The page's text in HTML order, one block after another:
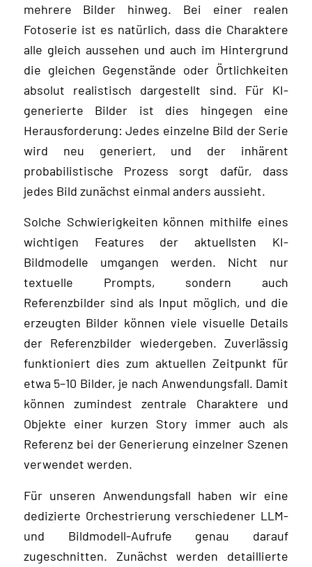
mehrere Bilder hinweg. Bei einer realen
Fotoserie ist es natürlich, dass die Charaktere
alle gleich aussehen und auch im Hintergrund
die gleichen Gegenstände oder Örtlichkeiten
absolut realistisch dargestellt sind. Für KI-
generierte Bilder ist dies hingegen eine
Herausforderung: Jedes einzelne Bild der Serie
wird neu generiert, und der inhärent
probabilistische Prozess sorgt dafür, dass
jedes Bild zunächst einmal anders aussieht.
Solche Schwierigkeiten können mithilfe eines
wichtigen Features der aktuellsten KI-
Bildmodelle umgangen werden. Nicht nur
textuelle Prompts, sondern auch
Referenzbilder sind als Input möglich, und die
erzeugten Bilder können viele visuelle Details
der Referenzbilder wiedergeben. Zuverlässig
funktioniert dies zum aktuellen Zeitpunkt für
etwa 5–10 Bilder, je nach Anwendungsfall. Damit
können zumindest zentrale Charaktere und
Objekte einer kurzen Story immer auch als
Referenz bei der Generierung einzelner Szenen
verwendet werden.
Für unseren Anwendungsfall haben wir eine
dedizierte Orchestrierung verschiedener LLM-
und Bildmodell-Aufrufe genau darauf
zugeschnitten. Zunächst werden detaillierte